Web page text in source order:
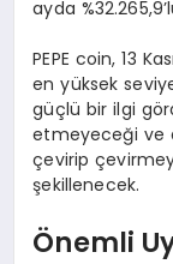
ayda
PEPE coin, 13
en yüksek
güçlü bir ilgi
etmeyeceği ve
çevirip
şekillenecek.
Önemli